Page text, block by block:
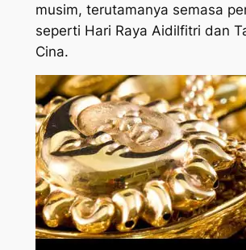
musim, terutamanya semasa
seperti Hari Raya Aidilfitri dan
Cina.